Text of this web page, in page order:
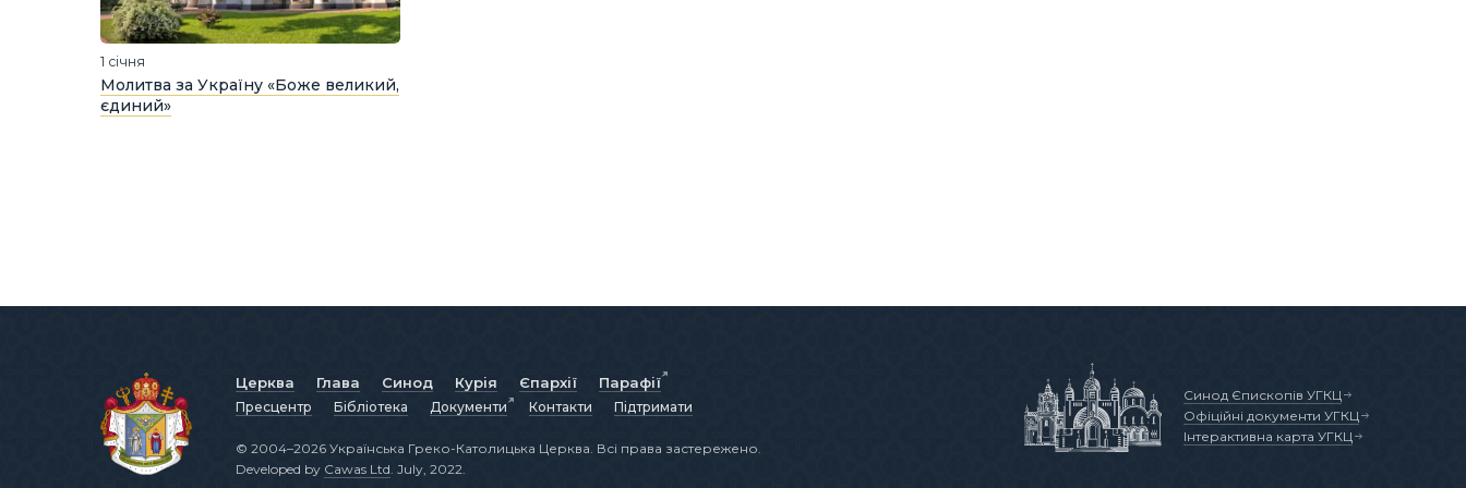
1 січня
Молитва за Україну «Боже великий,
єдиний»
Церква Глава Синод Курія Єпархії Парафії
Пресцентр Бібліотека Документи Контакти Підтримати
Синод Єпископів УГКЦ
Офіційні документи УГКЦ
Інтерактивна карта УГКЦ
© 2004–2026 Українська Греко-Католицька Церква. Всі права застережено.
Developed by Cawas Ltd. July, 2022.